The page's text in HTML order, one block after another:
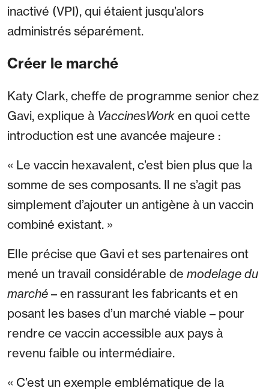
inactivé (VPI), qui étaient jusqu’alors
administrés séparément.
Créer le marché
Katy Clark, cheffe de programme senior chez
Gavi, explique à VaccinesWork en quoi cette
introduction est une avancée majeure :
« Le vaccin hexavalent, c’est bien plus que la
somme de ses composants. Il ne s’agit pas
simplement d’ajouter un antigène à un vaccin
combiné existant. »
Elle précise que Gavi et ses partenaires ont
mené un travail considérable de modelage du
marché – en rassurant les fabricants et en
posant les bases d’un marché viable – pour
rendre ce vaccin accessible aux pays à
revenu faible ou intermédiaire.
« C’est un exemple emblématique de la